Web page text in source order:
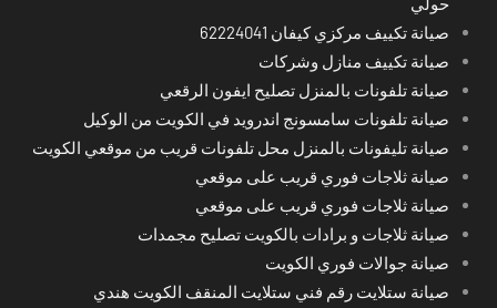
صيانة تكييف مركزي كيفان 62224041
صيانة تكييف منازل وشركات
صيانة تلفونات بالمنزل تصليح ايفون الرقعي
صيانة تلفونات سامسونج اندرويد في الكويت من الوكيل
صيانة تليفونات بالمنزل محل تلفونات قريب من موقعي الكويت
صيانة ثلاجات فوري قريب على موقعي
صيانة ثلاجات فوري قريب على موقعي
صيانة ثلاجات و برادات بالكويت تصليح مجمدات
صيانة جوالات فوري الكويت
صيانة ستلايت رقم فني ستلايت المنقف الكويت هندي